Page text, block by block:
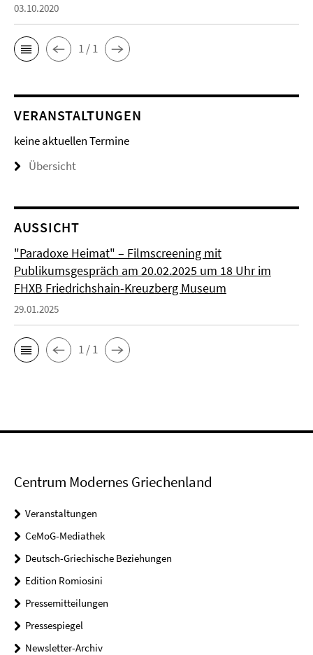
03.10.2020
1 / 1
VERANSTALTUNGEN
keine aktuellen Termine
Übersicht
AUSSICHT
"Paradoxe Heimat" – Filmscreening mit
Publikumsgespräch am 20.02.2025 um 18 Uhr im
FHXB Friedrichshain-Kreuzberg Museum
29.01.2025
1 / 1
Centrum Modernes Griechenland
Veranstaltungen
CeMoG-Mediathek
Deutsch-Griechische Beziehungen
Edition Romiosini
Pressemitteilungen
Pressespiegel
Newsletter-Archiv